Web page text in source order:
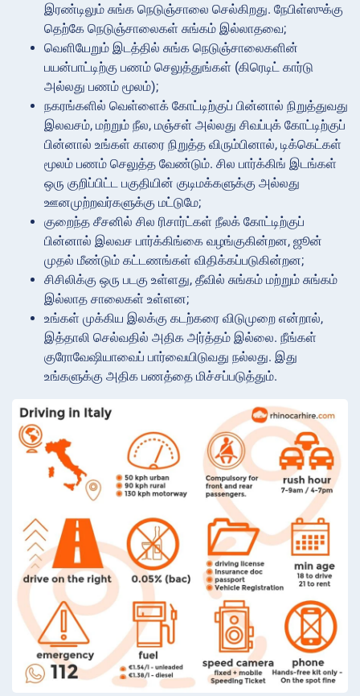
இரண்டிலும் சுங்க நெடுஞ்சாலை செல்கிறது. நேபிள்ஸுக்கு
தெற்கே நெடுஞ்சாலைகள் சுங்கம் இல்லாதவை;
வெளியேறும் இடத்தில் சுங்க நெடுஞ்சாலைகளின்
பயன்பாட்டிற்கு பணம் செலுத்துங்கள் (கிரெடிட் கார்டு
அல்லது பணம் மூலம்);
நகரங்களில் வெள்ளைக் கோட்டிற்குப் பின்னால் நிறுத்துவது
இலவசம், மற்றும் நீல, மஞ்சள் அல்லது சிவப்புக் கோட்டிற்குப்
பின்னால் உங்கள் காரை நிறுத்த விரும்பினால், டிக்கெட்கள்
மூலம் பணம் செலுத்த வேண்டும். சில பார்க்கிங் இடங்கள்
ஒரு குறிப்பிட்ட பகுதியின் குடிமக்களுக்கு அல்லது
ஊனமுற்றவர்களுக்கு மட்டுமே;
குறைந்த சீசனில் சில ரிசார்ட்கள் நீலக் கோட்டிற்குப்
பின்னால் இலவச பார்க்கிங்கை வழங்குகின்றன, ஜூன்
முதல் மீண்டும் கட்டணங்கள் விதிக்கப்படுகின்றன;
சிசிலிக்கு ஒரு படகு உள்ளது, தீவில் சுங்கம் மற்றும் சுங்கம்
இல்லாத சாலைகள் உள்ளன;
உங்கள் முக்கிய இலக்கு கடற்கரை விடுமுறை என்றால்,
இத்தாலி செல்வதில் அதிக அர்த்தம் இல்லை. நீங்கள்
குரோவேஷியாவைப் பார்வையிடுவது நல்லது. இது
உங்களுக்கு அதிக பணத்தை மிச்சப்படுத்தும்.